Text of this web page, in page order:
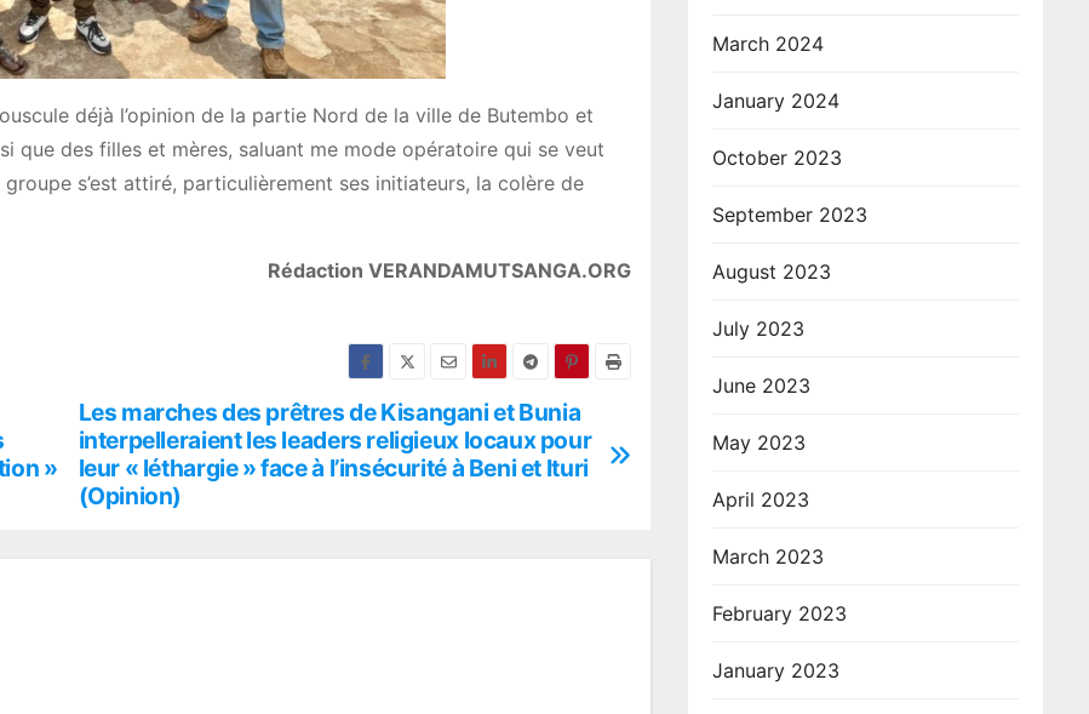
déjà l’opinion de la partie Nord de la ville de Butembo et
que des filles et mères, saluant me mode opératoire qui se veut
s’est attiré, particulièrement ses initiateurs, la colère de
Rédaction VERANDAMUTSANGA.ORG
Les marches des prêtres de Kisangani et Bunia
interpelleraient les leaders religieux locaux pour
leur « léthargie » face à l’insécurité à Beni et Ituri
(Opinion)
»
March 2024
January 2024
October 2023
September 2023
August 2023
July 2023
June 2023
May 2023
April 2023
March 2023
February 2023
January 2023